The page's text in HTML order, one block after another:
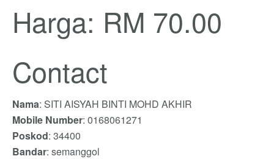
Harga: RM 70.00
Contact
Nama: SITI AISYAH BINTI MOHD AKHIR
Mobile Number: 0168061271
Poskod: 34400
Bandar: semanggol